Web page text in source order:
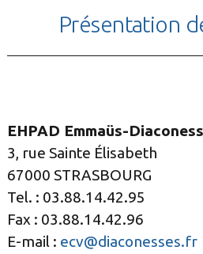
Présentation
EHPAD Emmaüs-
3, rue Sainte Élisabeth
67000 STRASBOURG
Tel. : 03.88.14.42.95
Fax : 03.88.14.42.96
E-mail : ecv@diaconesses.fr